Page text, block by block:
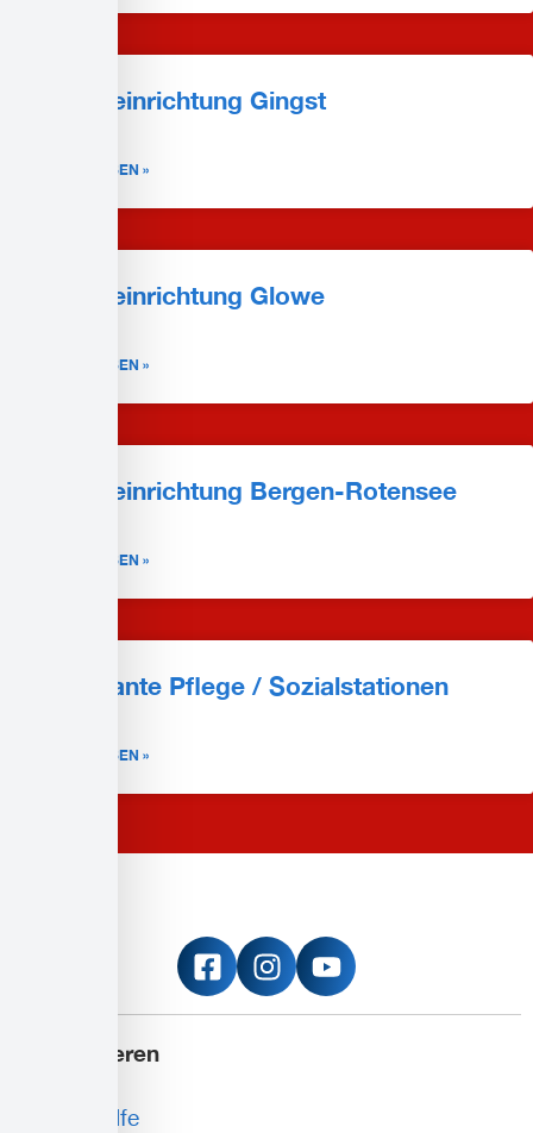
Pflegeeinrichtung Gingst
WEITERLESEN »
Pflegeeinrichtung Glowe
WEITERLESEN »
Pflegeeinrichtung Bergen-Rotensee
WEITERLESEN »
Ambulante Pflege / Sozialstationen
WEITERLESEN »
Informieren
Erste Hilfe